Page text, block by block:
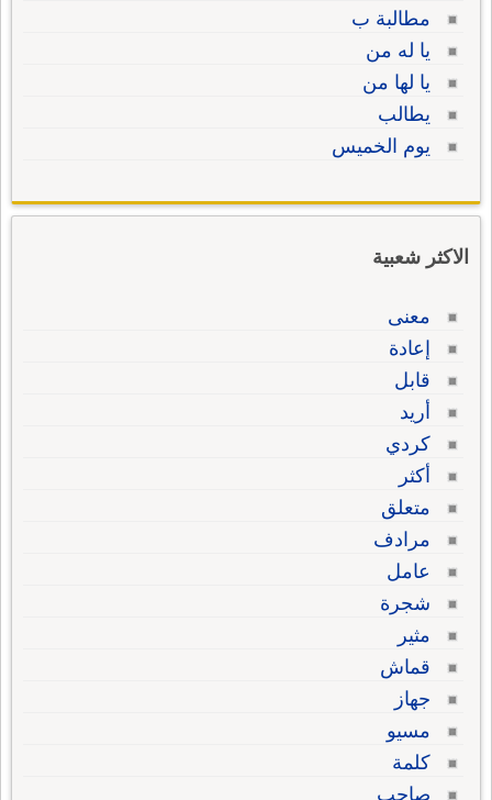
مطالبة ب
يا له من
يا لها من
يطالب
يوم الخميس
الاكثر شعبية
معنى
إعادة
قابل
أريد
كردي
أكثر
متعلق
مرادف
عامل
شجرة
مثير
قماش
جهاز
مسيو
كلمة
صاحب